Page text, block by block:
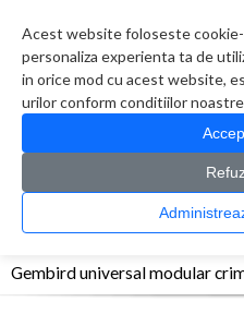
Acest website foloseste
personaliza experienta ta de
in orice mod cu acest website,
urilor conform conditiilor
CATALOG PRODUSE
> Accesorii
Gembird universal modular